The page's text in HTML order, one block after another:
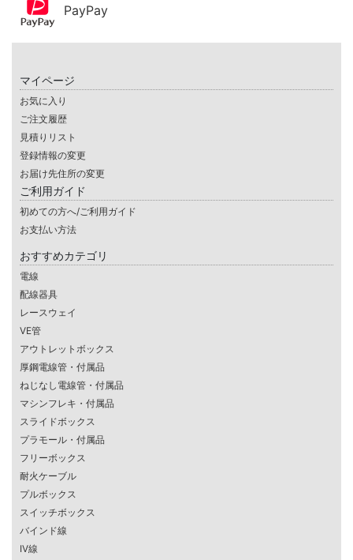
PayPay
マイページ
お気に入り
ご注文履歴
見積りリスト
登録情報の変更
お届け先住所の変更
ご利用ガイド
初めての方へ/ご利用ガイド
お支払い方法
おすすめカテゴリ
電線
配線器具
レースウェイ
VE管
アウトレットボックス
厚鋼電線管・付属品
ねじなし電線管・付属品
マシンフレキ・付属品
スライドボックス
プラモール・付属品
フリーボックス
耐火ケーブル
プルボックス
スイッチボックス
バインド線
IV線